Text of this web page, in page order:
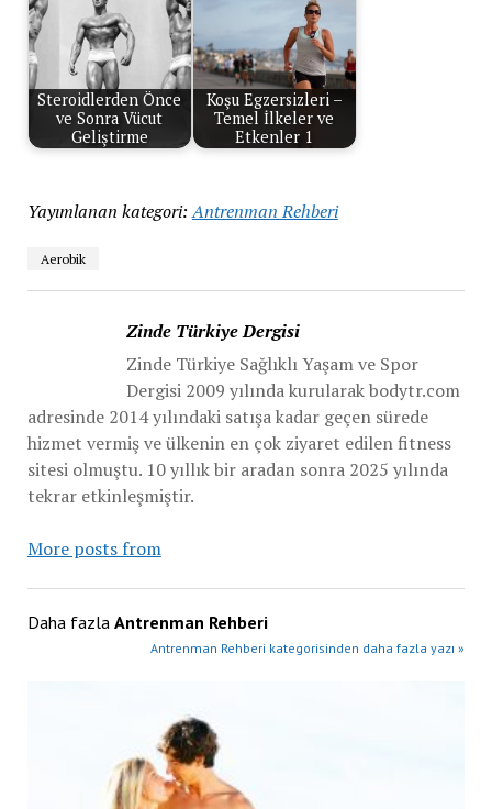
Steroidlerden Önce
ve Sonra Vücut
Geliştirme
Koşu Egzersizleri –
Temel İlkeler ve
Etkenler 1
Yayımlanan kategori: Antrenman Rehberi
Aerobik
Zinde Türkiye Dergisi
Zinde Türkiye Sağlıklı Yaşam ve Spor
Dergisi 2009 yılında kurularak bodytr.com
adresinde 2014 yılındaki satışa kadar geçen sürede
hizmet vermiş ve ülkenin en çok ziyaret edilen fitness
sitesi olmuştu. 10 yıllık bir aradan sonra 2025 yılında
tekrar etkinleşmiştir.
More posts from
Daha fazla Antrenman Rehberi
Antrenman Rehberi kategorisinden daha fazla yazı »